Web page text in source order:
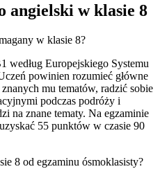
angielski w klasie 8
w klasie 8?
według Europejskiego Systemu
powinien rozumieć główne
mu tematów, radzić sobie
podczas podróży i
na znane tematy. Na egzaminie
55 punktów w czasie 90
8 od egzaminu ósmoklasisty?